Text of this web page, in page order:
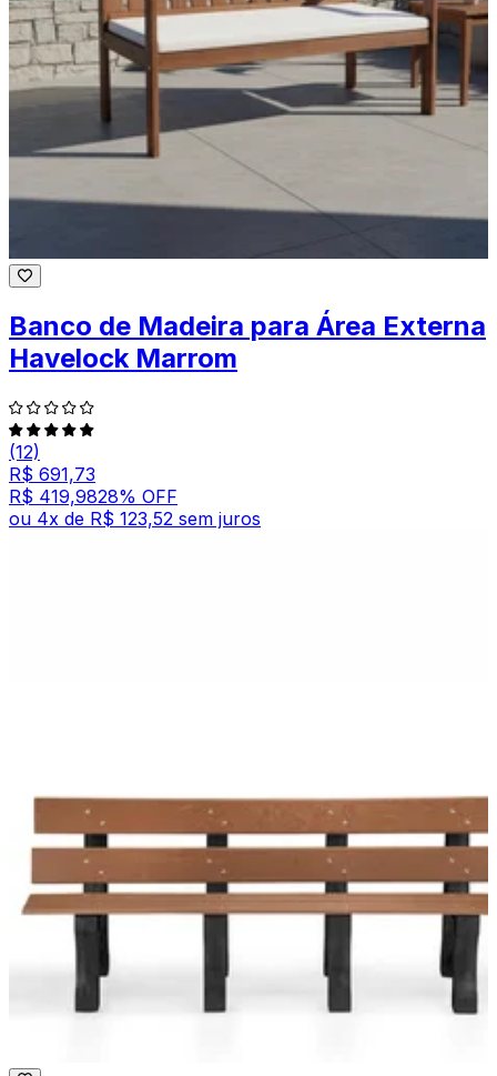
Banco de Madeira para Área Externa
Havelock Marrom
(12)
R$ 691,73
R$ 419,9828% OFF
ou 4x de R$ 123,52 sem juros